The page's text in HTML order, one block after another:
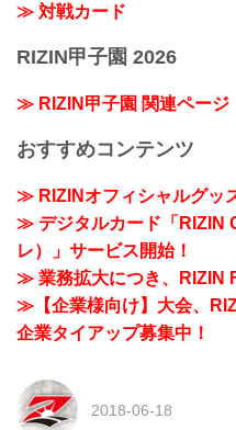
≫ 対戦カード
RIZIN甲子園 2026
≫ RIZIN甲子園 関連ページ
おすすめコンテンツ
≫ RIZINオフィシャルグッ
≫ デジタルカード「RIZIN
レ）」サービス開始！
≫ 業務拡大につき、RIZIN
≫【企業様向け】大会、
企業タイアップ募集中！
2018-06-18